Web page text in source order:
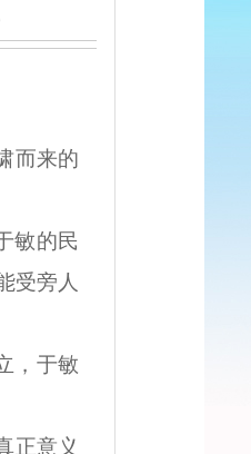
而来的
敏的民
受旁人
，于敏
正意义